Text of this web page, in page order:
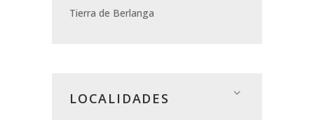
Tierra de Berlanga
LOCALIDADES